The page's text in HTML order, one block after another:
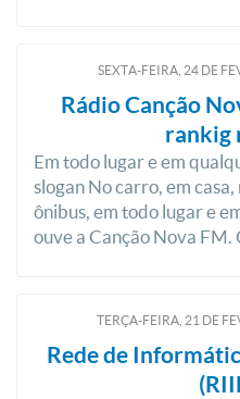
SEXTA-FEIRA, 24DE
Rádio Canção
rankig
Em todo lugar e em
slogan No carro, em
ônibus, em todo lugar e
ouve a Canção Nova FM.
TERÇA-FEIRA, 21DE
Rede de